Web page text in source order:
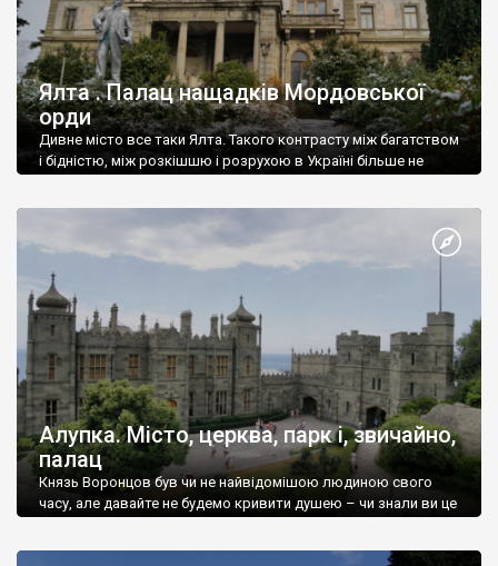
Ялта . Палац нащадків Мордовської
орди
Дивне місто все таки Ялта. Такого контрасту між багатством
і бідністю, між розкішшю і розрухою в Україні більше не
Алупка. Місто, церква, парк і, звичайно,
палац
Князь Воронцов був чи не найвідомішою людиною свого
часу, але давайте не будемо кривити душею – чи знали ви це